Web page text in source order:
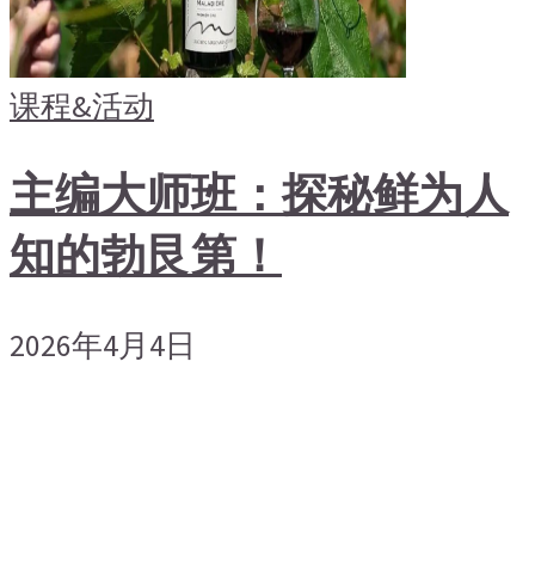
课程&活动
主编大师班：探秘鲜为人
知的勃艮第！
2026年4月4日